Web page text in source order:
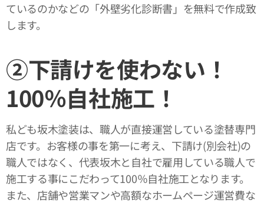
ているのかなどの「外壁劣化診断書」を無料で作成致
します。
②下請けを使わない！
100％自社施工！
私ども坂木塗装は、職人が直接運営している塗替専門
店です。お客様の事を第一に考え、下請け(別会社)の
職人ではなく、代表坂木と自社で雇用している職人で
施工する事にこだわって100％自社施工となります。
また、店舗や営業マンや高額なホームページ運営費な